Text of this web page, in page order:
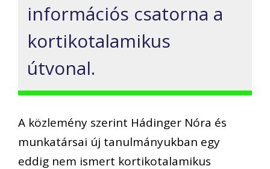
információs csatorna a
kortikotalamikus
útvonal.
A közlemény szerint Hádinger Nóra és
munkatársai új tanulmányukban egy
eddig nem ismert kortikotalamikus